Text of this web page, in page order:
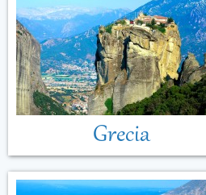
Grecia